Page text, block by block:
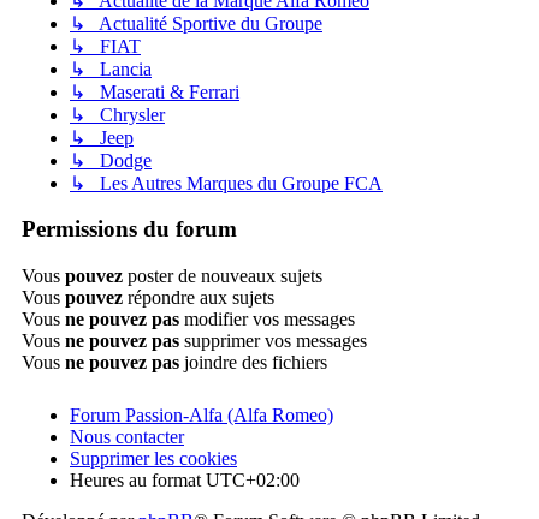
↳ Actualité Sportive du Groupe
↳ FIAT
↳ Lancia
↳ Maserati & Ferrari
↳ Chrysler
↳ Jeep
↳ Dodge
↳ Les Autres Marques du Groupe FCA
Permissions du forum
Vous pouvez poster de nouveaux sujets
Vous pouvez répondre aux sujets
Vous ne pouvez pas modifier vos messages
Vous ne pouvez pas supprimer vos messages
Vous ne pouvez pas joindre des fichiers
Forum Passion-Alfa (Alfa Romeo)
Nous contacter
Supprimer les cookies
Heures au format UTC+02:00